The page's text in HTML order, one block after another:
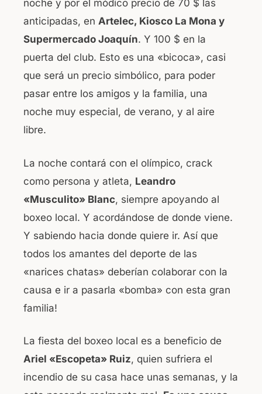
noche y por el módico precio de 70 $ las
anticipadas, en Artelec, Kiosco La Mona y
Supermercado Joaquín. Y 100 $ en la
puerta del club. Esto es una «bicoca», casi
que será un precio simbólico, para poder
pasar entre los amigos y la familia, una
noche muy especial, de verano, y al aire
libre.
La noche contará con el olímpico, crack
como persona y atleta, Leandro
«Musculito» Blanc, siempre apoyando al
boxeo local. Y acordándose de donde viene.
Y sabiendo hacia donde quiere ir. Así que
todos los amantes del deporte de las
«narices chatas» deberían colaborar con la
causa e ir a pasarla «bomba» con esta gran
familia!
La fiesta del boxeo local es a beneficio de
Ariel «Escopeta» Ruiz, quien sufriera el
incendio de su casa hace unas semanas, y la